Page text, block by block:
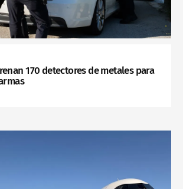
170 detectores de metales para